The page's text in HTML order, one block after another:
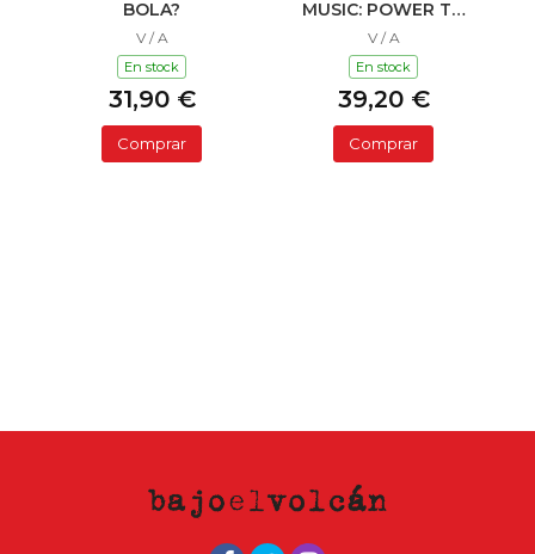
BOLA?
V / A
En stock
31,90 €
Comprar
MUSIC: POWER TO
CONSUME VOL. 2
V / A
En stock
39,20 €
Comprar